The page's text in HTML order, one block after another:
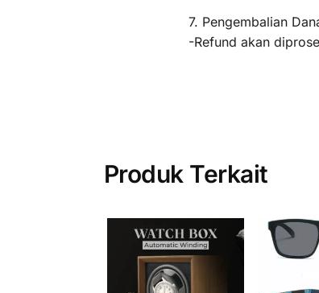
7. Pengembalian
-Refund akan
Produk Terkait